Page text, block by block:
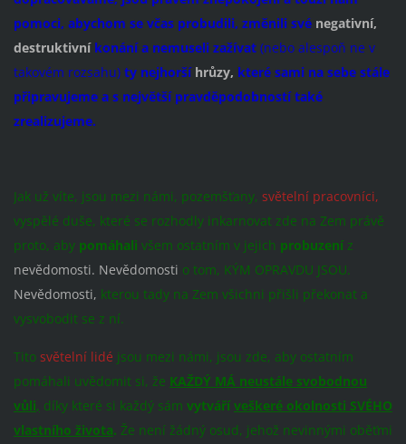
pomoci, abychom se včas probudili, změnili své negativní,
destruktivní konání a nemuseli zažívat (nebo alespoň ne v
takovém rozsahu)ty nejhorší hrůzy, které sami na sebe stále
připravujeme a s největší pravděpodobností také
zrealizujeme.
Jak už víte, jsou mezi námi, pozemšťany, světelní pracovníci,
vyspělé duše, které se rozhodly inkarnovat zde na Zem právě
proto, aby pomáhali všem ostatním v jejich probuzeníz
nevědomosti. Nevědomosti o tom, KÝM OPRAVDU JSOU.
Nevědomosti, kterou tady na Zem všichni přišli překonat a
vysvobodit se z ní.
Tito světelní lidé jsou mezi námi, jsou zde, aby ostatním
pomáhali uvědomit si, že KAŽDÝ MÁ neustále svobodnou
vůli, díky které si každý sám vytváří veškeré okolnosti SVÉHO
vlastního života. Že není žádný osud, jehož nevinnými oběťmi